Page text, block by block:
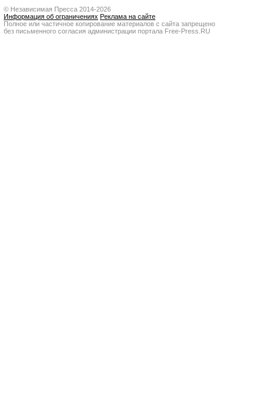
© Независимая Пресса 2014-2026
Информация об ограничениях Реклама на сайте
Полное или частичное копирование материалов с сайта запрещено
без письменного согласия администрации портала Free-Press.RU